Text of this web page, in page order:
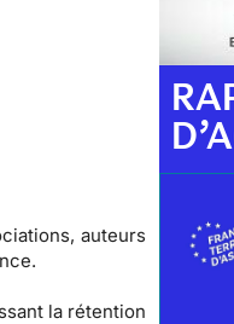
auteurs
la rétention